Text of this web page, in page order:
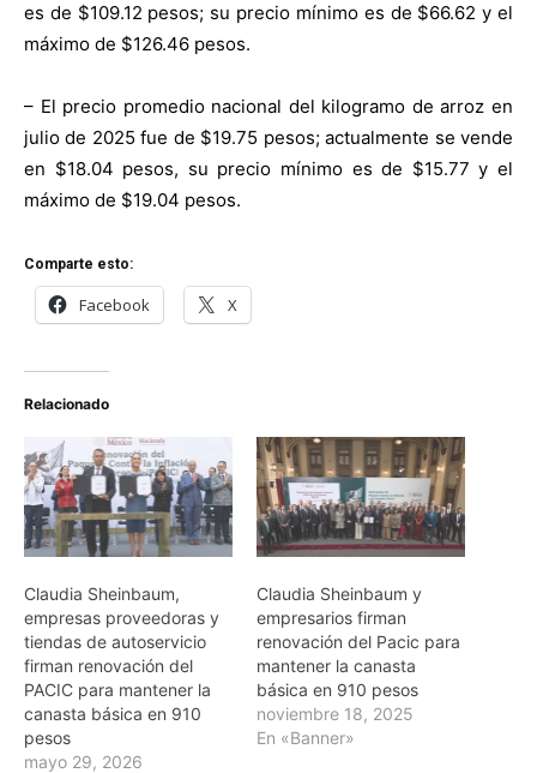
es de $109.12 pesos; su precio mínimo es de $66.62 y el
máximo de $126.46 pesos.
– El precio promedio nacional del kilogramo de arroz en
julio de 2025 fue de $19.75 pesos; actualmente se vende
en $18.04 pesos, su precio mínimo es de $15.77 y el
máximo de $19.04 pesos.
Comparte esto:
Facebook X
Relacionado
Claudia Sheinbaum,
empresas proveedoras y
tiendas de autoservicio
firman renovación del
PACIC para mantener la
canasta básica en 910
pesos
mayo 29, 2026
Claudia Sheinbaum y
empresarios firman
renovación del Pacic para
mantener la canasta
básica en 910 pesos
noviembre 18, 2025
En «Banner»